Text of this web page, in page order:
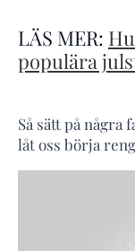
LÄS MER:
populära
Så sätt på några
låt oss börja